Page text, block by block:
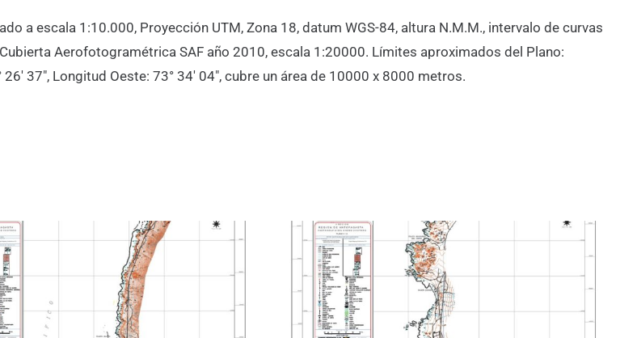
a escala 1:10.000, Proyección UTM, Zona 18, datum WGS-84, altura N.M.M., intervalo de curvas
Aerofotogramétrica SAF año 2010, escala 1:20000. Límites aproximados del Plano:
37″, Longitud Oeste: 73° 34′ 04″, cubre un área de 10000 x 8000 metros.